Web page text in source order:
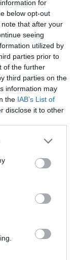
for
below opt-out
that after your
seeing
utilized by
parties prior to
of the further
third parties on the
information may
the IAB’s List of
disclose it to other
23:00
Κυριακή 11
Google News
Τέχνη και τον